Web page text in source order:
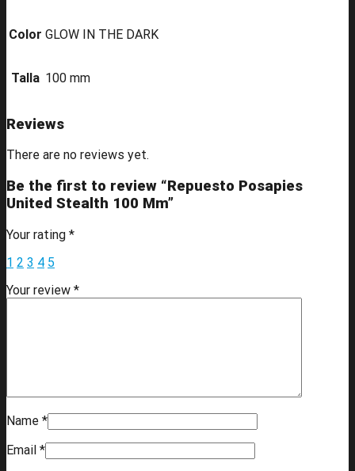
Color GLOW IN THE DARK
Talla 100 mm
Reviews
There are no reviews yet.
Be the first to review “Repuesto Posapies
United Stealth 100 Mm”
Your rating *
1 2 3 4 5
Your review *
Name *
Email *